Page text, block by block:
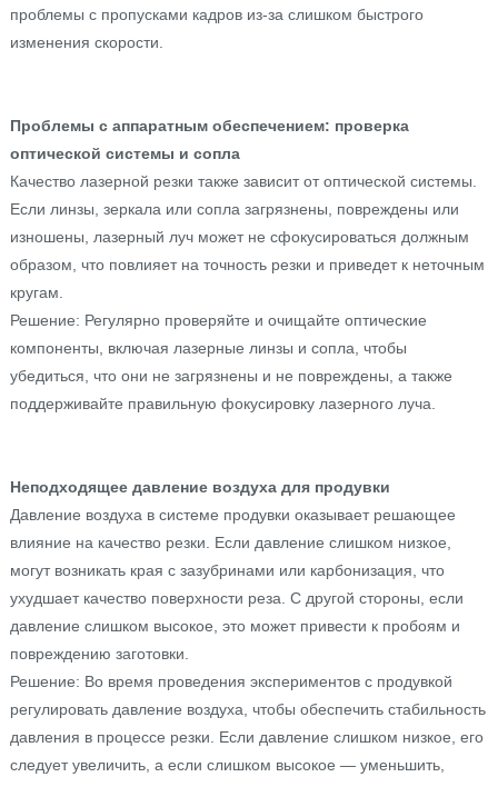
проблемы с пропусками кадров из-за слишком быстрого
изменения скорости.
Проблемы с аппаратным обеспечением: проверка
оптической системы и сопла
Качество лазерной резки также зависит от оптической системы.
Если линзы, зеркала или сопла загрязнены, повреждены или
изношены, лазерный луч может не сфокусироваться должным
образом, что повлияет на точность резки и приведет к неточным
кругам.
Решение: Регулярно проверяйте и очищайте оптические
компоненты, включая лазерные линзы и сопла, чтобы
убедиться, что они не загрязнены и не повреждены, а также
поддерживайте правильную фокусировку лазерного луча.
Неподходящее давление воздуха для продувки
Давление воздуха в системе продувки оказывает решающее
влияние на качество резки. Если давление слишком низкое,
могут возникать края с зазубринами или карбонизация, что
ухудшает качество поверхности реза. С другой стороны, если
давление слишком высокое, это может привести к пробоям и
повреждению заготовки.
Решение: Во время проведения экспериментов с продувкой
регулировать давление воздуха, чтобы обеспечить стабильность
давления в процессе резки. Если давление слишком низкое, его
следует увеличить, а если слишком высокое — уменьшить,